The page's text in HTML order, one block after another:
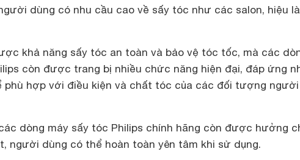
dùng có nhu cầu cao về sấy tóc như các salon, hiệu
khả năng sấy tóc an toàn và bảo vệ tóc tốc, mà các
còn được trang bị nhiều chức năng hiện đại, đáp ứng
phù hợp với điều kiện và chất tóc của các đối tượng
dòng máy sấy tóc Philips chính hãng còn được hưởng
người dùng có thể hoàn toàn yên tâm khi sử dụng.